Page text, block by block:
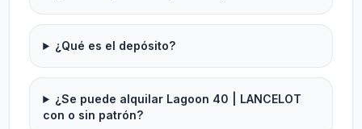
¿Qué es el depósito?
¿Se puede alquilar Lagoon 40 | LANCELOT
con o sin patrón?